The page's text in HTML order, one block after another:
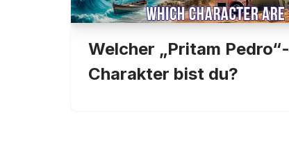
Welcher „Pritam Pedro“-
Charakter bist du?